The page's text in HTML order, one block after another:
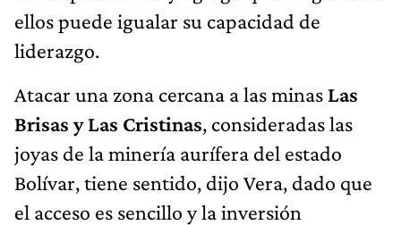
ellos puede igualar su capacidad de
liderazgo.
Atacar una zona cercana a las minas Las
Brisas y Las Cristinas, consideradas las
joyas de la minería aurífera del estado
Bolívar, tiene sentido, dijo Vera, dado que
el acceso es sencillo y la inversión